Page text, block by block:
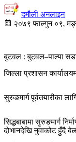
दमौली अनलाइन
२०७९ फाल्गुन ०९,
बुटवल : बुटवल–पाल्पा
जिल्ला प्रशासन
सुरुङमार्ग पूर्वतयारीका
सिद्धबाबामा सुरुङमार्ग
दोभानदेखि नुवाकोट हुँदै